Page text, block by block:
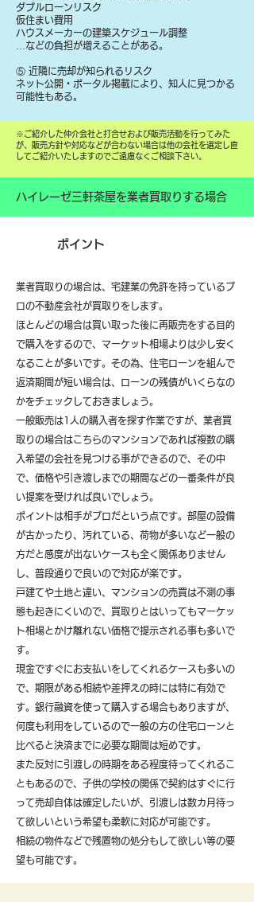
ダブルローンリスク
仮住まい費用
ハウスメーカーの建築スケジュール調整
…などの負担が増えることがある。
⑤ 近隣に売却が知られるリスク
ネット公開・ポータル掲載により、知人に見つかる
可能性もある。
​※ご紹介した仲介会社と打合せおよび販売活動を行ってみた
が、販売方針や対応などが合わない場合は他の会社を選定し直
してご紹介いたしますのでご遠慮なくご相談下さい。
ハイレーゼ三軒茶屋を業者買取りする場合
ポイント
業者買取りの場合は、宅建業の免許を持っているプ
ロの不動産会社が買取りをします。
ほとんどの場合は買い取った後に再販売をする目的
で購入をするので、マーケット相場よりは少し安く
なることが多いです。その為、住宅ローンを組んで
返済期間が短い場合は、ローンの残債がいくらなの
かをチェックしておきましょう。
一般販売は1人の購入者を探す作業ですが、業者買
取りの場合はこちらのマンションであれば複数の購
入希望の会社を見つける事ができるので、その中
で、価格や引き渡しまでの期間などの一番条件が良
い提案を受ければ良いでしょう。
ポイントは相手がプロだという点です。部屋の設備
が古かったり、汚れている、荷物が多いなど一般の
方だと感度が出ないケースも全く関係ありません
し、普段通りで良いので対応が楽です。
戸建てや土地と違い、マンションの売買は不測の事
態も起きにくいので、買取りとはいってもマーケッ
ト相場とかけ離れない価格で提示される事も多いで
す。
現金ですぐにお支払いをしてくれるケースも多いの
で、期限がある相続や差押えの時には特に有効で
す。銀行融資を使って購入する場合もありますが、
何度も利用をしているので一般の方の住宅ローンと
比べると決済までに必要な期間は短めです。
また反対に引渡しの時期をある程度待ってくれるこ
ともあるので、子供の学校の関係で契約はすぐに行
って売却自体は確定したいが、引渡しは数カ月待っ
て欲しいという希望も柔軟に対応が可能です。
​相続の物件などで残置物の処分もして欲しい等の要
望も可能です。